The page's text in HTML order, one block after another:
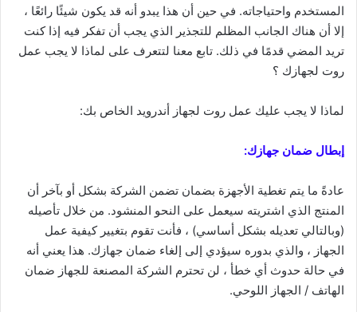
المستخدم واحتياجاته. في حين أن هذا يبدو أنه قد يكون شيئًا رائعًا ،
إلا أن هناك الجانب المظلم للتجذير الذي يجب أن تفكر فيه إذا كنت
تريد المضي قدمًا في ذلك. تابع معنا لتتعرف على لماذا لا يجب عمل
روت لجهازك ؟
لماذا لا يجب عليك عمل روت لجهاز أندرويد الخاص بك:
إبطال ضمان جهازك:
عادةً ما يتم تغطية الأجهزة بضمان تضمن الشركة بشكل أو بآخر أن
المنتج الذي اشتريته سيعمل على النحو المنشود. من خلال تأصيله
(وبالتالي تعديله بشكل أساسي) ، فأنت تقوم بتغيير كيفية عمل
الجهاز ، والذي بدوره سيؤدي إلى إلغاء ضمان جهازك. هذا يعني أنه
في حالة حدوث أي خطأ ، لن تحترم الشركة المصنعة للجهاز ضمان
الهاتف / الجهاز اللوحي.